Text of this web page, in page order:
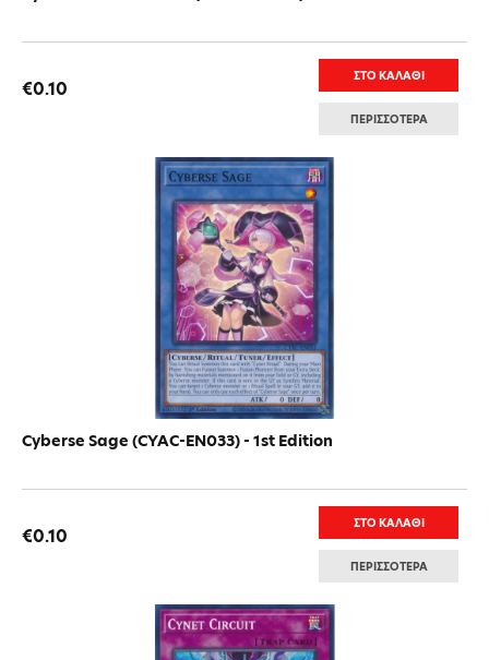
€0.10
ΣΤΟ ΚΑΛΑΘΙ
ΠΕΡΙΣΣΟΤΕΡΑ
Cyberse Sage (CYAC-EN033) - 1st Edition
€0.10
ΣΤΟ ΚΑΛΑΘΙ
ΠΕΡΙΣΣΟΤΕΡΑ